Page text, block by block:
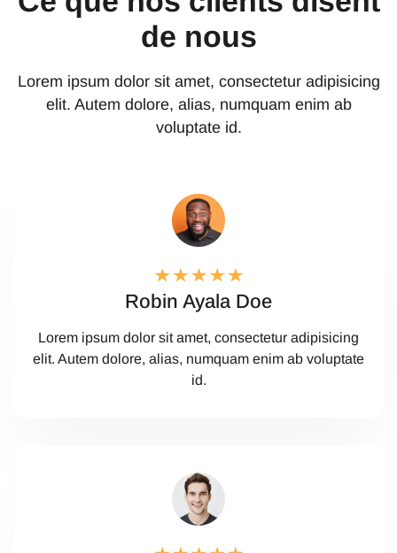
de nous
Lorem ipsum dolor sit amet, consectetur adipisicing
elit. Autem dolore, alias, numquam enim ab
voluptate id.
Robin Ayala Doe
Lorem ipsum dolor sit amet, consectetur adipisicing
elit. Autem dolore, alias, numquam enim ab voluptate
id.